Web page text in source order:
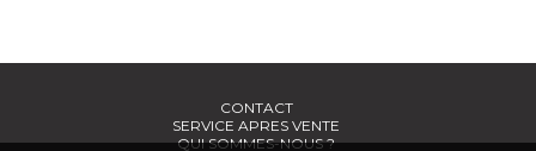
CONTACT
SERVICE APRES VENTE
QUI SOMMES-NOUS ?